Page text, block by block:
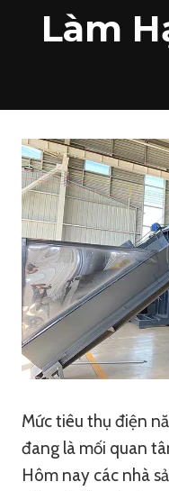
Làm
Mức tiêu thụ điện
đang là mối quan
Hôm nay các nhà